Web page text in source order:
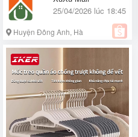
25/04/2026 lúc 18:45
Huyện Đông Anh, Hà